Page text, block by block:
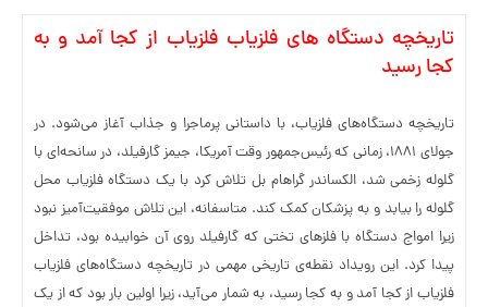
تاریخچه دستگاه های فلزیاب فلزیاب از کجا آمد و به
کجا رسید
تاریخچه دستگاه‌های فلزیاب، با داستانی پرماجرا و جذاب آغاز می‌شود. در
جولای ۱۸۸۱، زمانی که رئیس‌جمهور وقت آمریکا، جیمز گارفیلد، در سانحه‌ای با
گلوله زخمی شد، الکساندر گراهام بل تلاش کرد با یک دستگاه فلزیاب محل
گلوله را بیابد و به پزشکان کمک کند. متاسفانه، این تلاش موفقیت‌آمیز نبود
زیرا امواج دستگاه با فلزهای تختی که گارفیلد روی آن خوابیده بود، تداخل
پیدا کرد. این رویداد نقطه‌ی تاریخی مهمی در تاریخچه دستگاه‌های فلزیاب
فلزیاب از کجا آمد و به کجا رسید، به شمار می‌آید، زیرا اولین بار بود که از یک